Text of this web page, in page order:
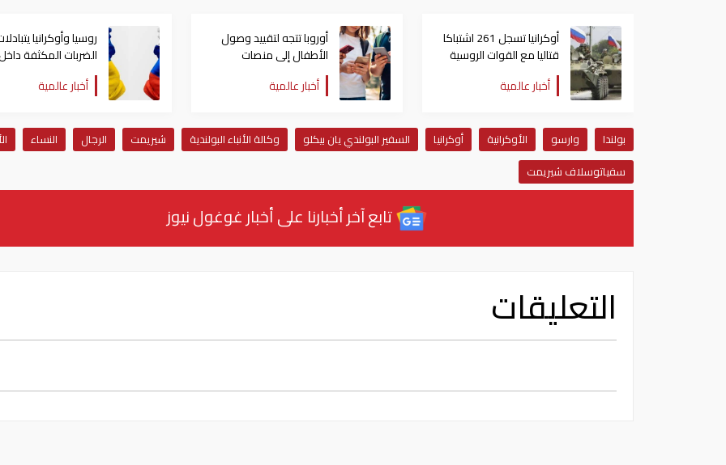
أوكرانيا تسجل 261 اشتباكا
قتاليا مع القوات الروسية
أخبار عالمية
أوروبا تتجه لتقييد وصول
الأطفال إلى منصات
التواصل الاجتماعي في
سبتمبر
أخبار عالمية
روسيا وأوكرانيا
الضربات المكثفة
العمق يوقع خسائر
جسيمة
أخبار عالمية
بولندا وارسو الأوكرانية أوكرانيا السفير البولندي يان بيكلو وكالة الأنباء البولندية شيريمت الرجال النساء
سفياتوسلاف شيريمت
تابع آخر أخبارنا على أخبار غوغول نيوز
التعليقات